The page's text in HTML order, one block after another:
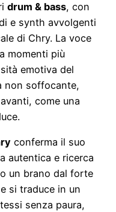
drum & bass, con
e synth avvolgenti
di Chry. La voce
momenti più
emotiva del
non soffocante,
come una
conferma il suo
autentica e ricerca
un brano dal forte
si traduce in un
senza paura,